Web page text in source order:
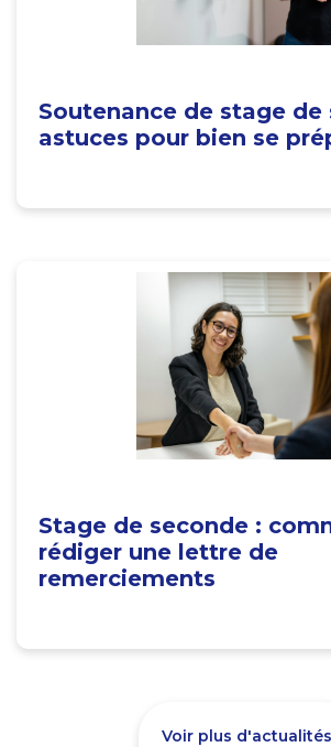
Soutenance de stage de
astuces pour bien se
Stage de seconde :
rédiger une lettre de
remerciements
Voir plus d'actualités